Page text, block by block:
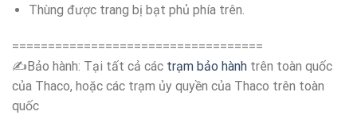
Thùng được trang bị bạt phủ phía trên.
===================================
✍️Bảo hành: Tại tất cả các trạm bảo hành trên toàn quốc
của Thaco, hoặc các trạm ủy quyền của Thaco trên toàn
quốc